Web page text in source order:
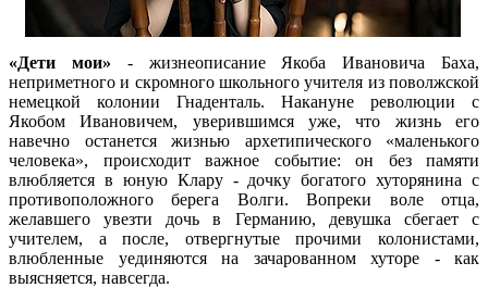
«Дети мои» - жизнеописание Якоба Ивановича Баха,
неприметного и скромного школьного учителя из поволжской
немецкой колонии Гнаденталь. Накануне революции с
Якобом Ивановичем, уверившимся уже, что жизнь его
навечно останется жизнью архетипического «маленького
человека», происходит важное событие: он без памяти
влюбляется в юную Клару - дочку богатого хуторянина с
противоположного берега Волги. Вопреки воле отца,
желавшего увезти дочь в Германию, девушка сбегает с
учителем, а после, отвергнутые прочими колонистами,
влюбленные уединяются на зачарованном хуторе - как
выясняется, навсегда.